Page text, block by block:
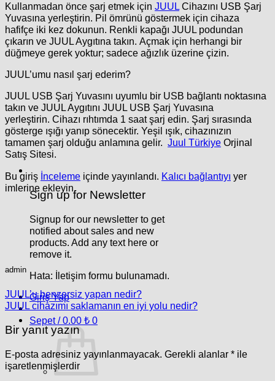
Sign up for Newsletter
Signup for our newsletter to get
notified about sales and new
products. Add any text here or
remove it.
Hata: İletişim formu bulunamadı.
Giriş Yap
Sepet /0.00 ₺ 0
Kullanmadan önce şarj etmek için JUUL Cihazını USB Şarj
Yuvasına yerleştirin. Pil ömrünü göstermek için cihaza
hafifçe iki kez dokunun. Renkli kapağı JUUL podundan
çıkarın ve JUUL Aygıtına takın. Açmak için herhangi bir
düğmeye gerek yoktur; sadece ağızlık üzerine çizin.
JUUL’umu nasıl şarj ederim?
JUUL USB Şarj Yuvasını uyumlu bir USB bağlantı noktasına
takın ve JUUL Aygıtını JUUL USB Şarj Yuvasına
yerleştirin. Cihazı rıhtımda 1 saat şarj edin. Şarj sırasında
gösterge ışığı yanıp sönecektir. Yeşil ışık, cihazınızın
tamamen şarj olduğu anlamına gelir. Juul Türkiye Orjinal
Satış Sitesi.
Bu giriş İnceleme içinde yayınlandı. Kalıcı bağlantıyı yer
imlerine ekleyin.
admin
JUUL’u benzersiz yapan nedir?
JUUL cihazımı saklamanın en iyi yolu nedir?
Bir yanıt yazın
E-posta adresiniz yayınlanmayacak. Gerekli alanlar * ile
işaretlenmişlerdir